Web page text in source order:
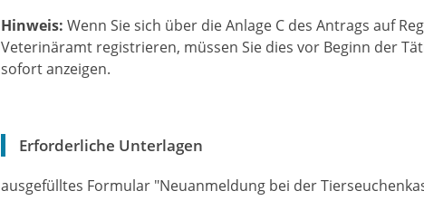
Hinweis: Wenn Sie sich über die Anlage C des Antrags auf
Veterinäramt registrieren, müssen Sie dies vor Beginn der
sofort anzeigen.
Erforderliche Unterlagen
ausgefülltes Formular "Neuanmeldung bei der